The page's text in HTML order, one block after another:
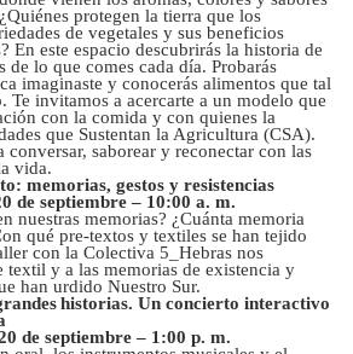
protegen la tierra que los
de vegetales y sus beneficios
En este espacio descubrirás la historia de
de lo que comes cada día. Probarás
imaginaste y conocerás alimentos que tal
Te invitamos a acercarte a un modelo que
con la comida y con quienes la
que Sustentan la Agricultura (CSA).
conversar, saborear y reconectar con las
vida.
memorias, gestos y resistencias
de septiembre – 10:00 a. m.
nuestras memorias? ¿Cuánta memoria
qué pre-textos y textiles se han tejido
con la Colectiva 5_Hebras nos
textil y a las memorias de existencia y
han urdido Nuestro Sur.
historias. Un concierto interactivo
de septiembre – 1:00 p. m.